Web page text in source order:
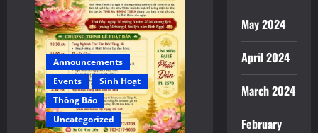
Announcements
Events
Sinh Hoạt
Thông Báo
Uncategorized
May 2024
April 2024
March 2024
February